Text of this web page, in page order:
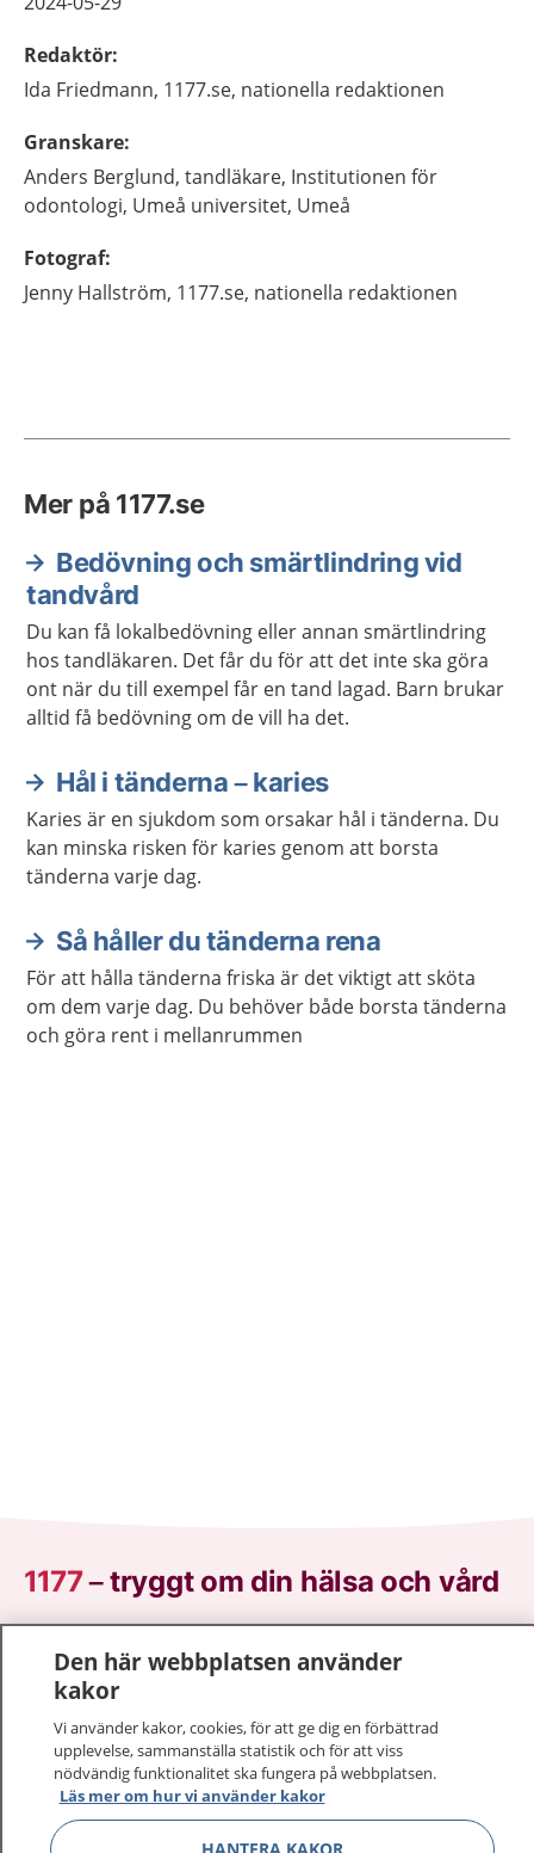
Redaktör:
Ida Friedmann, 1177.se, nationella redaktionen
Granskare:
Anders Berglund, tandläkare, Institutionen för
odontologi, Umeå universitet, Umeå
Fotograf:
Jenny Hallström, 1177.se, nationella redaktionen
Mer på 1177.se
Bedövning och smärtlindring vid
tandvård
Du kan få lokalbedövning eller annan smärtlindring
hos tandläkaren. Det får du för att det inte ska göra
ont när du till exempel får en tand lagad. Barn brukar
alltid få bedövning om de vill ha det.
Hål i tänderna – karies
Karies är en sjukdom som orsakar hål i tänderna. Du
kan minska risken för karies genom att borsta
tänderna varje dag.
Så håller du tänderna rena
För att hålla tänderna friska är det viktigt att sköta
om dem varje dag. Du behöver både borsta tänderna
och göra rent i mellanrummen
1177–tryggt om din hälsa och vård
sjukdomar och vilka mottagningar du kan kontakta.
Logga in för att läsa din journal och göra dina
vårdärenden. Ring telefonnummer 1177 för
sjukvårdsrådgivning dygnet runt.
1177 ger dig råd när du vill må bättre.
Den här webbplatsen använder
kakor
Vi använder kakor, cookies, för att ge dig en förbättrad
upplevelse, sammanställa statistik och för att viss
nödvändig funktionalitet ska fungera på webbplatsen.
Läs mer om hur vi använder kakor